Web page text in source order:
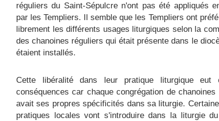
réguliers du Saint-Sépulcre n'ont pas été appliqués
par les Templiers. Il semble que les Templiers ont
librement les différents usages liturgiques selon la
des chanoines réguliers qui était présente dans le
étaient installés.
Cette libéralité dans leur pratique liturgique eut
conséquences car chaque congrégation de chanoines
avait ses propres spécificités dans sa liturgie.
pratiques locales vont s'introduire dans la liturgie